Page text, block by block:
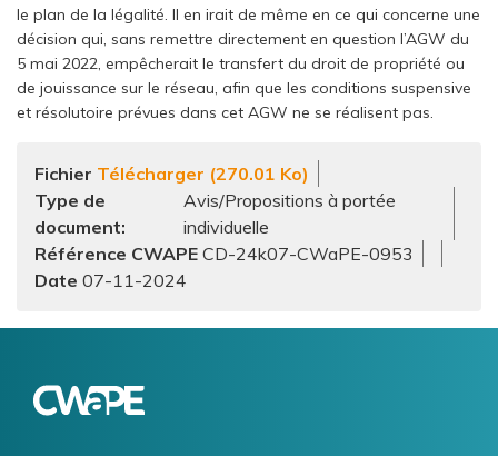
le plan de la légalité. Il en irait de même en ce qui concerne une
décision qui, sans remettre directement en question l’AGW du
5 mai 2022, empêcherait le transfert du droit de propriété ou
de jouissance sur le réseau, afin que les conditions suspensive
et résolutoire prévues dans cet AGW ne se réalisent pas.
Fichier Télécharger (270.01 Ko)
Type de
document
Avis/Propositions à portée
individuelle
Référence CWAPE CD-24k07-CWaPE-0953
07-11-2024